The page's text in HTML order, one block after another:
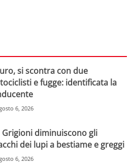
si scontra con due
e fugge: identificata la
6, 2026
Grigioni diminuiscono gli
dei lupi a bestiame e greggi
6, 2026